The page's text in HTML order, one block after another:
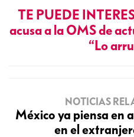
TE PUEDE
acusa a la OMS de
“Lo
NOTICIAS
México ya piensa en
en el